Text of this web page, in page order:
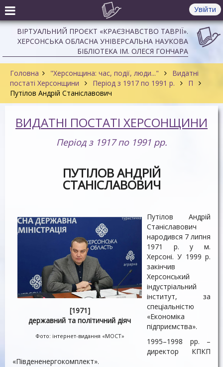
Увійти
ВІРТУАЛЬНИЙ ПРОЄКТ «КРАЄЗНАВСТВО ТАВРІЇ».
ХЕРСОНСЬКА ОБЛАСНА УНІВЕРСАЛЬНА НАУКОВА
БІБЛІОТЕКА ІМ. ОЛЕСЯ ГОНЧАРА
Головна "Херсонщина: час, події, люди..."
Видатні
постаті Херсонщини
Період з 1917 по 1991 р.
П
Путілов Андрій Станіславович
ВИДАТНІ ПОСТАТІ ХЕРСОНЩИНИ
Період з 1917 по 1991 рр.
ПУТІЛОВ АНДРІЙ
СТАНІСЛАВОВИЧ
[1971]
державний та політичний діяч
Фото: інтернет-видання «МОСТ»
Путілов Андрій
Станіславович
народився 7 липня
1971 р. у м.
Херсоні. У 1999 р.
закінчив
Херсонський
індустріальний
інститут, за
спеціальністю
«Економіка
підприємства».
1995–1998 рр. –
директор КПКП
«Південенергокомплект».